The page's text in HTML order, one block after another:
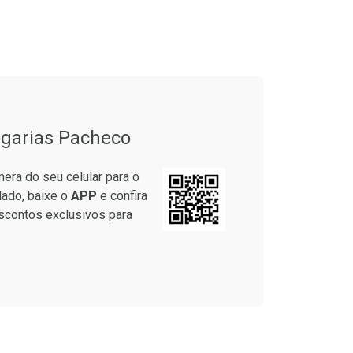
Pacheco
do seu celular para o
baixe o APP e confira
exclusivos para